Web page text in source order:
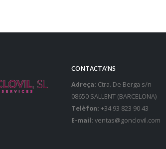
CONTACTA’NS
Adreça: Ctra. De Berga s/n
08650 SALLENT (BARCELONA)
Telèfon: +34 93 823 90 43
E-mail: ventas@gonclovil.com